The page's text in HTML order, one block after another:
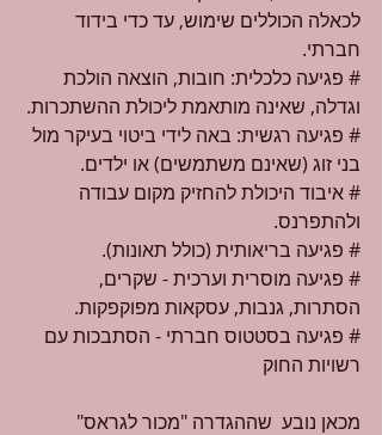
לכאלה הכוללים שימוש, עד כדי בידוד
חברתי.
# פגיעה כלכלית: חובות, הוצאה הולכת
וגדלה, שאינה מותאמת ליכולת ההשתכרות.
# פגיעה רגשית: באה לידי ביטוי בעיקר מול
בני זוג (שאינם משתמשים) או ילדים.
# איבוד היכולת להחזיק מקום עבודה
ולהתפרנס.
# פגיעה בריאותית (כולל תאונות).
# פגיעה מוסרית וערכית - שקרים,
הסתרות, גנבות, עסקאות מפוקפקות.
# פגיעה בסטטוס חברתי - הסתבכות עם
רשויות החוק
מכאן נובע  שההגדרה "מכור לגראס"